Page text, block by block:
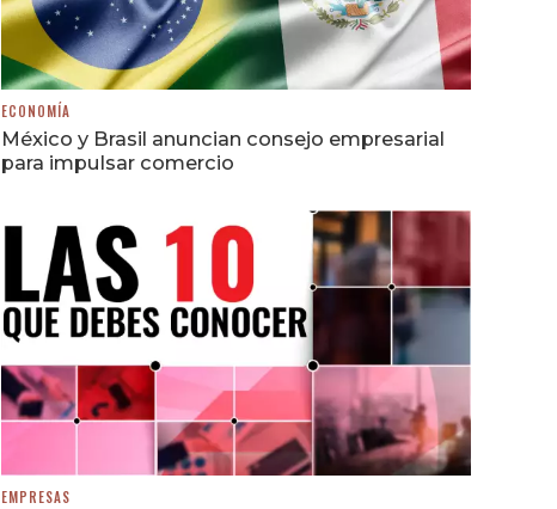
ECONOMÍA
México y Brasil anuncian consejo empresarial
para impulsar comercio
EMPRESAS